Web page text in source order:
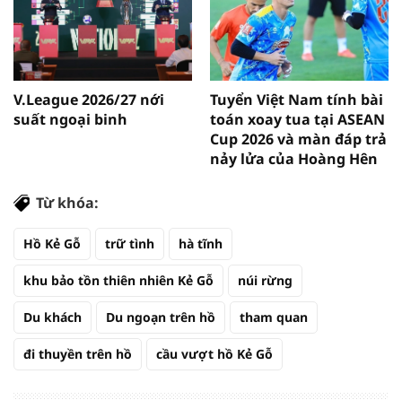
V.League 2026/27 nới
suất ngoại binh
Tuyển Việt Nam tính bài
toán xoay tua tại ASEAN
Cup 2026 và màn đáp trả
nảy lửa của Hoàng Hên
Từ khóa:
Hồ Kẻ Gỗ trữ tình hà tĩnh
khu bảo tồn thiên nhiên Kẻ Gỗ núi rừng
Du khách Du ngoạn trên hồ tham quan
đi thuyền trên hồ cầu vượt hồ Kẻ Gỗ